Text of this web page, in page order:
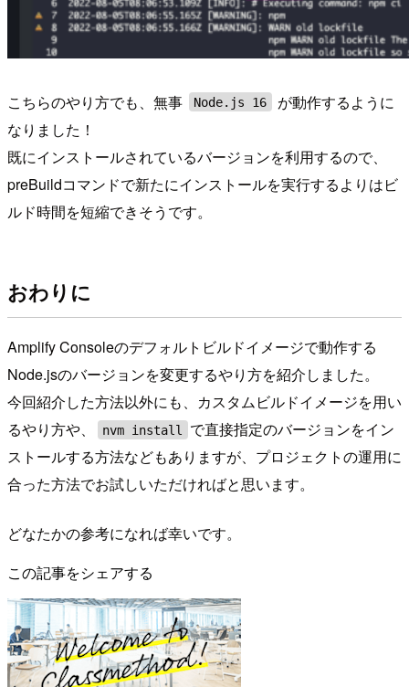
こちらのやり方でも、無事 Node.js 16
が動作するように
なりました！
既にインストールされているバージョンを利用するので、
preBuildコマンドで新たにインストールを実行するよりはビ
ルド時間を短縮できそうです。
おわりに
Amplify Consoleのデフォルトビルドイメージで動作する
Node.jsのバージョンを変更するやり方を紹介しました。
今回紹介した方法以外にも、カスタムビルドイメージを用い
るやり方や、
nvm install
で直接指定のバージョンをイン
ストールする方法などもありますが、プロジェクトの運用に
合った方法でお試しいただければと思います。
どなたかの参考になれば幸いです。
この記事をシェアする